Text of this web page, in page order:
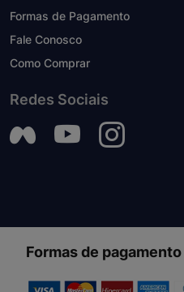
Formas de Pagamento
Fale Conosco
Como Comprar
Redes Sociais
Formas de pagamento